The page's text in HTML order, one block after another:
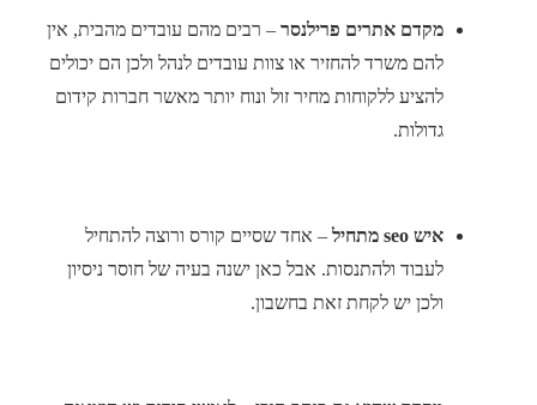
מקדם אתרים פרילנסר– רבים מהם עובדים מהבית, אין
להם משרד להחזיר או צוות עובדים לנהל ולכן הם יכולים
להציע ללקוחות מחיר זול ונוח יותר מאשר חברות קידום
גדולות.
אישseoמתחיל– אחד שסיים קורס ורוצה להתחיל
לעבוד ולהתנסות. אבל כאן ישנה בעיה של חוסר ניסיון
ולכן יש לקחת זאת בחשבון.